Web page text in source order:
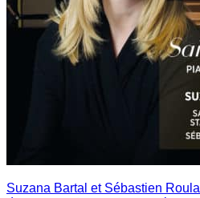
Suzana Bartal et Sébastien